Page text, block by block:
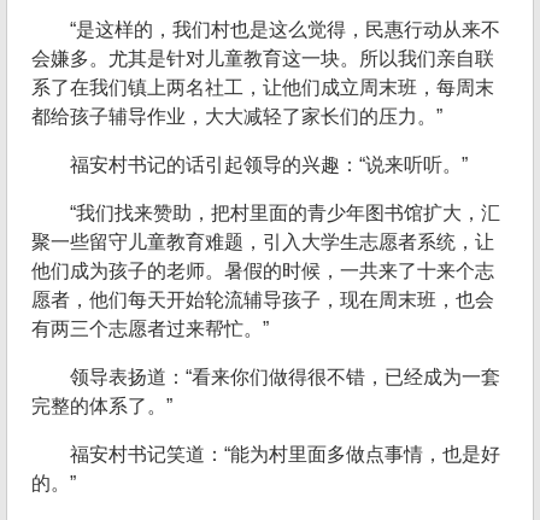
“是这样的，我们村也是这么觉得，民惠行动从来不
会嫌多。尤其是针对儿童教育这一块。所以我们亲自联
系了在我们镇上两名社工，让他们成立周末班，每周末
都给孩子辅导作业，大大减轻了家长们的压力。”
福安村书记的话引起领导的兴趣：“说来听听。”
“我们找来赞助，把村里面的青少年图书馆扩大，汇
聚一些留守儿童教育难题，引入大学生志愿者系统，让
他们成为孩子的老师。暑假的时候，一共来了十来个志
愿者，他们每天开始轮流辅导孩子，现在周末班，也会
有两三个志愿者过来帮忙。”
领导表扬道：“看来你们做得很不错，已经成为一套
完整的体系了。”
福安村书记笑道：“能为村里面多做点事情，也是好
的。”